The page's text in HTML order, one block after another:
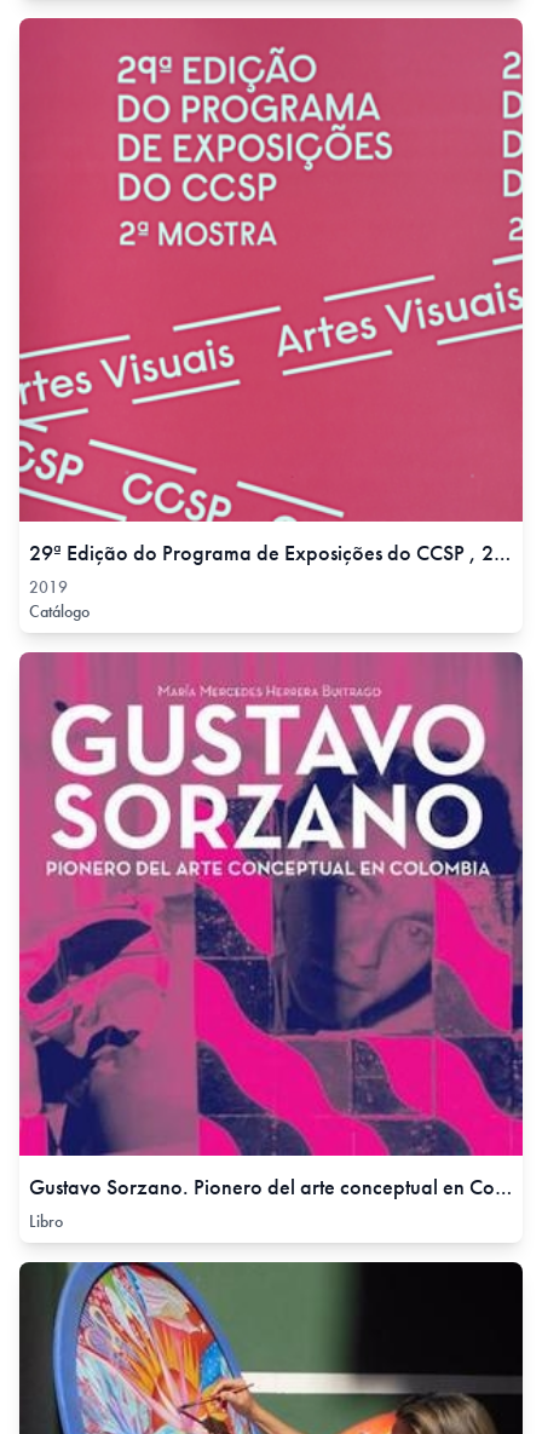
29ª Edição do Programa de Exposições do CCSP , 2019
2019
Catálogo
Gustavo Sorzano. Pionero del arte conceptual en Colombia,
Libro